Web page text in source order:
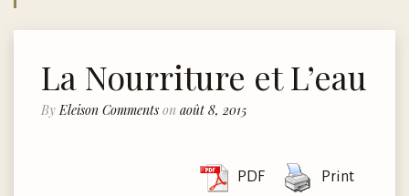
La Nourriture et L’eau
By Eleison Comments on août 8, 2015
PDF Print